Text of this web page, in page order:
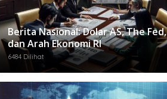
Berita Nasional: Dolar AS, The Fed,
dan Arah Ekonomi RI
6484 Dilihat